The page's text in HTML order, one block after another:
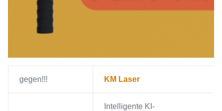
gegen!!! KM Laser
Intelligente KI-